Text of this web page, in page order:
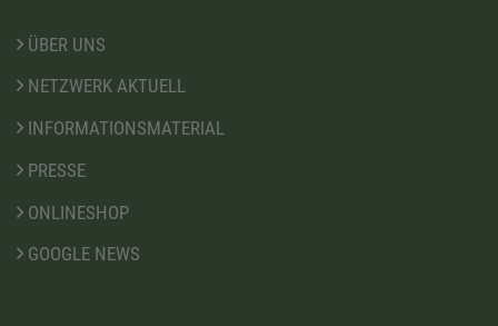
ÜBER UNS
NETZWERK AKTUELL
INFORMATIONSMATERIAL
PRESSE
ONLINESHOP
GOOGLE NEWS